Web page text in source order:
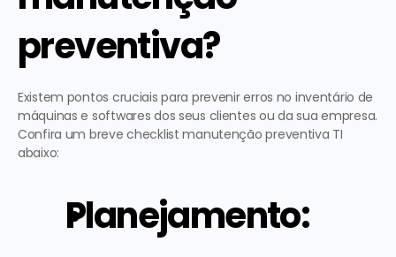
preventiva?
Existem pontos cruciais para prevenir erros no inventário de
máquinas e softwares dos seus clientes ou da sua empresa.
Confira um breve
abaixo:
Planejamento: